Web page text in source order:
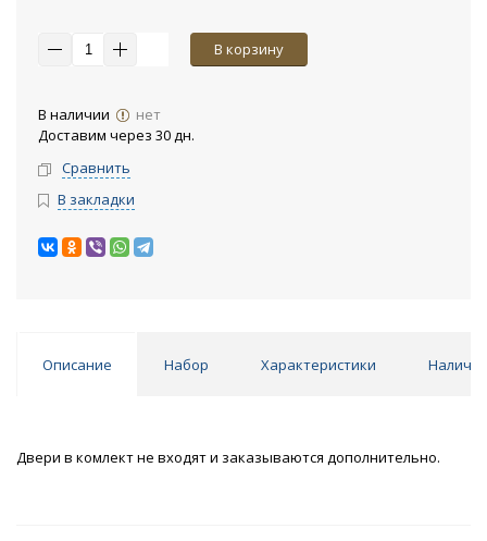
В корзину
В наличии
нет
Доставим через 30 дн.
Сравнить
В закладки
Описание Набор Характеристики
Двери в комлект не входят и заказываются дополнительно.